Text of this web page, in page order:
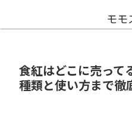
モモ
食紅はどこに売って
種類と使い方まで徹